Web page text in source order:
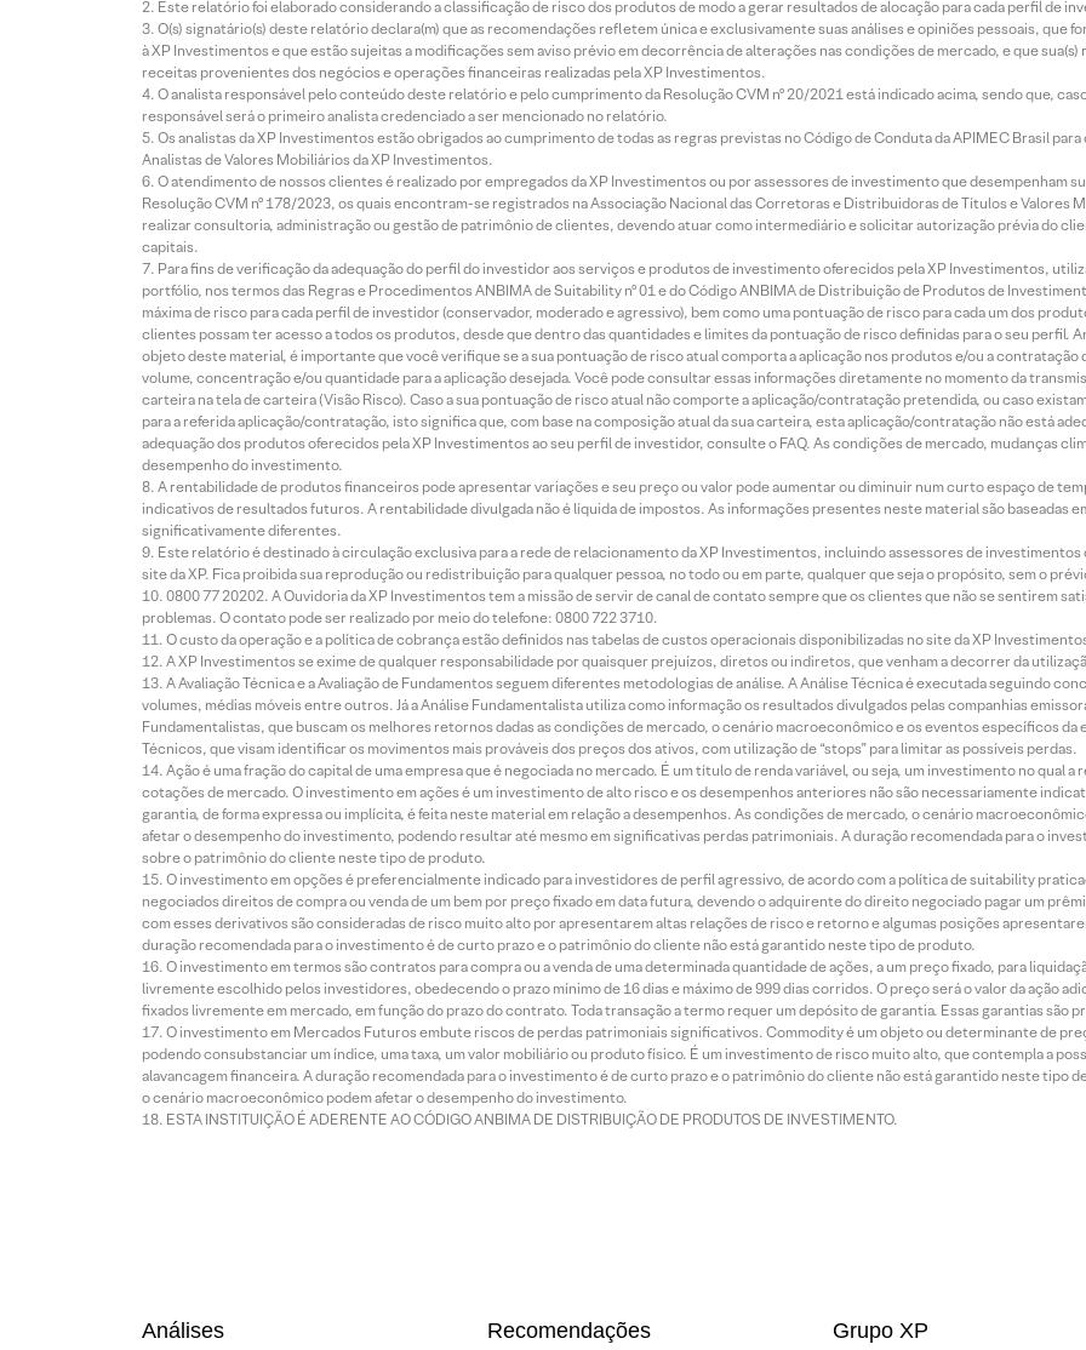
Este relatório foi elaborado considerando a classificação de risco dos produtos de modo a gerar resultados de alocação para cada perfil de
O(s) signatário(s) deste relatório declara(m) que as recomendações refletem única e exclusivamente suas análises e opiniões pessoais, que
à XP Investimentos e que estão sujeitas a modificações sem aviso prévio em decorrência de alterações nas condições de mercado, e que
receitas provenientes dos negócios e operações financeiras realizadas pela XP Investimentos.
O analista responsável pelo conteúdo deste relatório e pelo cumprimento da Resolução CVM nº 20/2021 está indicado acima, sendo que,
responsável será o primeiro analista credenciado a ser mencionado no relatório.
Os analistas da XP Investimentos estão obrigados ao cumprimento de todas as regras previstas no Código de Conduta da APIMEC Brasil
Analistas de Valores Mobiliários da XP Investimentos.
O atendimento de nossos clientes é realizado por empregados da XP Investimentos ou por assessores de investimento que desempenham
Resolução CVM nº 178/2023, os quais encontram-se registrados na Associação Nacional das Corretoras e Distribuidoras de Títulos e Valores
realizar consultoria, administração ou gestão de patrimônio de clientes, devendo atuar como intermediário e solicitar autorização prévia do
capitais.
Para fins de verificação da adequação do perfil do investidor aos serviços e produtos de investimento oferecidos pela XP Investimentos,
portfólio, nos termos das Regras e Procedimentos ANBIMA de Suitability nº 01 e do Código ANBIMA de Distribuição de Produtos de
máxima de risco para cada perfil de investidor (conservador, moderado e agressivo), bem como uma pontuação de risco para cada um dos
clientes possam ter acesso a todos os produtos, desde que dentro das quantidades e limites da pontuação de risco definidas para o seu perfil.
objeto deste material, é importante que você verifique se a sua pontuação de risco atual comporta a aplicação nos produtos e/ou a contratação
volume, concentração e/ou quantidade para a aplicação desejada. Você pode consultar essas informações diretamente no momento da
carteira na tela de carteira (Visão Risco). Caso a sua pontuação de risco atual não comporte a aplicação/contratação pretendida, ou caso
para a referida aplicação/contratação, isto significa que, com base na composição atual da sua carteira, esta aplicação/contratação não está
adequação dos produtos oferecidos pela XP Investimentos ao seu perfil de investidor, consulte o FAQ. As condições de mercado, mudanças
desempenho do investimento.
A rentabilidade de produtos financeiros pode apresentar variações e seu preço ou valor pode aumentar ou diminuir num curto espaço de
indicativos de resultados futuros. A rentabilidade divulgada não é líquida de impostos. As informações presentes neste material são baseadas
significativamente diferentes.
Este relatório é destinado à circulação exclusiva para a rede de relacionamento da XP Investimentos, incluindo assessores de investimentos
site da XP. Fica proibida sua reprodução ou redistribuição para qualquer pessoa, no todo ou em parte, qualquer que seja o propósito, sem o
0800 77 20202. A Ouvidoria da XP Investimentos tem a missão de servir de canal de contato sempre que os clientes que não se sentirem
problemas. O contato pode ser realizado por meio do telefone: 0800 722 3710.
O custo da operação e a política de cobrança estão definidos nas tabelas de custos operacionais disponibilizadas no site da XP
A XP Investimentos se exime de qualquer responsabilidade por quaisquer prejuízos, diretos ou indiretos, que venham a decorrer da
A Avaliação Técnica e a Avaliação de Fundamentos seguem diferentes metodologias de análise. A Análise Técnica é executada seguindo
volumes, médias móveis entre outros. Já a Análise Fundamentalista utiliza como informação os resultados divulgados pelas companhias
Fundamentalistas, que buscam os melhores retornos dadas as condições de mercado, o cenário macroeconômico e os eventos específicos
Técnicos, que visam identificar os movimentos mais prováveis dos preços dos ativos, com utilização de “stops” para limitar as possíveis perdas.
Ação é uma fração do capital de uma empresa que é negociada no mercado. É um título de renda variável, ou seja, um investimento no qual
cotações de mercado. O investimento em ações é um investimento de alto risco e os desempenhos anteriores não são necessariamente
garantia, de forma expressa ou implícita, é feita neste material em relação a desempenhos. As condições de mercado, o cenário
afetar o desempenho do investimento, podendo resultar até mesmo em significativas perdas patrimoniais. A duração recomendada para o
sobre o patrimônio do cliente neste tipo de produto.
O investimento em opções é preferencialmente indicado para investidores de perfil agressivo, de acordo com a política de suitability
negociados direitos de compra ou venda de um bem por preço fixado em data futura, devendo o adquirente do direito negociado pagar um
com esses derivativos são consideradas de risco muito alto por apresentarem altas relações de risco e retorno e algumas posições
duração recomendada para o investimento é de curto prazo e o patrimônio do cliente não está garantido neste tipo de produto.
O investimento em termos são contratos para compra ou a venda de uma determinada quantidade de ações, a um preço fixado, para
livremente escolhido pelos investidores, obedecendo o prazo mínimo de 16 dias e máximo de 999 dias corridos. O preço será o valor da ação
fixados livremente em mercado, em função do prazo do contrato. Toda transação a termo requer um depósito de garantia. Essas garantias são
O investimento em Mercados Futuros embute riscos de perdas patrimoniais significativos. Commodity é um objeto ou determinante de
podendo consubstanciar um índice, uma taxa, um valor mobiliário ou produto físico. É um investimento de risco muito alto, que contempla a
alavancagem financeira. A duração recomendada para o investimento é de curto prazo e o patrimônio do cliente não está garantido neste tipo
o cenário macroeconômico podem afetar o desempenho do investimento.
ESTA INSTITUIÇÃO É ADERENTE AO CÓDIGO ANBIMA DE DISTRIBUIÇÃO DE PRODUTOS DE INVESTIMENTO.
Análises Recomendações Grupo XP